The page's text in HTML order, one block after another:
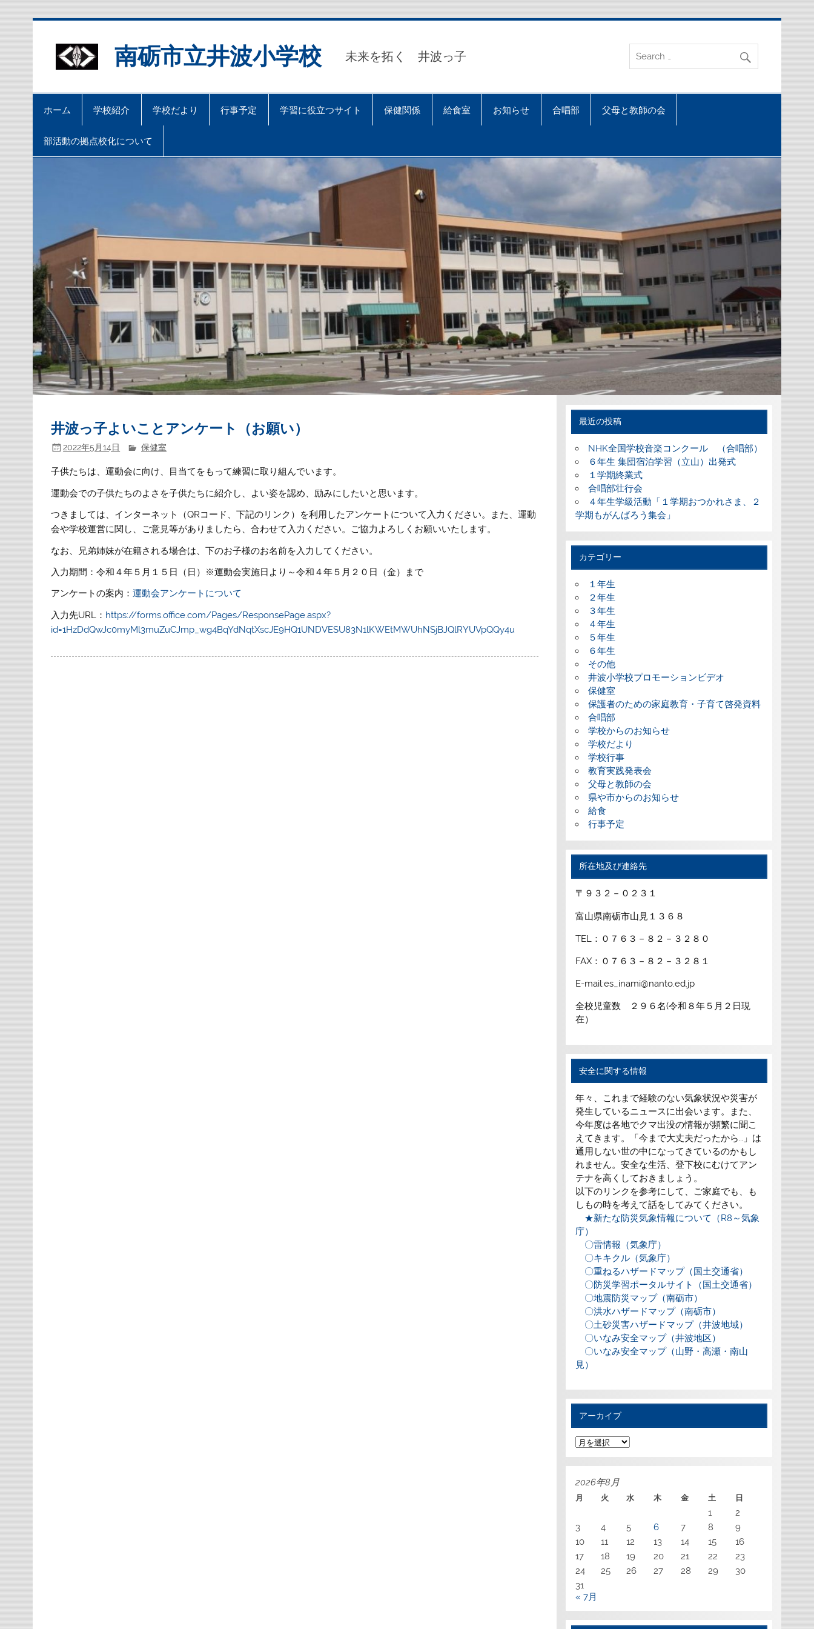
南砺市立井波小学校 未来を拓く 井波っ子
ホーム 学校紹介 学校だより 行事予定 学習に役立つサイト 保健関係 給食室 お知らせ 合唱部 父母と教師の会
部活動の拠点校化について
井波っ子よいことアンケート（お願い）
2022年5月14日 保健室
子供たちは、運動会に向け、目当てをもって練習に取り組んでいます。
運動会での子供たちのよさを子供たちに紹介し、よい姿を認め、励みにしたいと思います。
つきましては、インターネット（QRコード、下記のリンク）を利用したアンケートについて入力ください。また、運動
会や学校運営に関し、ご意見等がありましたら、合わせて入力ください。ご協力よろしくお願いいたします。
なお、兄弟姉妹が在籍される場合は、下のお子様のお名前を入力してください。
入力期間：令和４年５月１５日（日）※運動会実施日より～令和４年５月２０日（金）まで
アンケートの案内：運動会アンケートについて
入力先URL： https://forms.office.com/Pages/ResponsePage.aspx?
id=1HzDdQwJc0myMl3muZuCJmp_wg4BqYdNqtXscJE9HQ1UNDVESU83N1lKWEtMWUhNSjBJQlRYUVpQQy4u
最近の投稿
NHK全国学校音楽コンクール （合唱部）
６年生 集団宿泊学習（立山）出発式
１学期終業式
合唱部壮行会
４年生学級活動「１学期おつかれさま、２
学期もがんばろう集会」
カテゴリー
１年生
２年生
３年生
４年生
５年生
６年生
その他
井波小学校プロモーションビデオ
保健室
保護者のための家庭教育・子育て啓発資料
合唱部
学校からのお知らせ
学校だより
学校行事
教育実践発表会
父母と教師の会
県や市からのお知らせ
給食
行事予定
所在地及び連絡先
〒９３２－０２３１
富山県南砺市山見１３６８
TEL：０７６３－８２－３２８０
FAX：０７６３－８２－３２８１
E-mail:es_inami@nanto.ed.jp
全校児童数 ２９６名(令和８年５月２日現
在）
安全に関する情報
年々、これまで経験のない気象状況や災害が
発生しているニュースに出会います。また、
今年度は各地でクマ出没の情報が頻繁に聞こ
えてきます。「今まで大丈夫だったから…」は
通用しない世の中になってきているのかもし
れません。安全な生活、登下校にむけてアン
テナを高くしておきましょう。
以下のリンクを参考にして、ご家庭でも、も
しもの時を考えて話をしてみてください。
★新たな防災気象情報について（R8～気象
庁）
〇雷情報（気象庁）
〇キキクル（気象庁）
〇重ねるハザードマップ（国土交通省）
〇防災学習ポータルサイト（国土交通省）
〇地震防災マップ（南砺市）
〇洪水ハザードマップ（南砺市）
〇土砂災害ハザードマップ（井波地域）
〇いなみ安全マップ（井波地区）
〇いなみ安全マップ（山野・高瀬・南山
見）
アーカイブ
ア
ー
カ
イ
2026年8月
月 火 水 木 金 土 日
1
2
3
4 5 6 7 8
9
10
11 12 13 14 15
16
17
18 19 20 21 22
23
24
25 26 27 28 29
30
31
« 7月